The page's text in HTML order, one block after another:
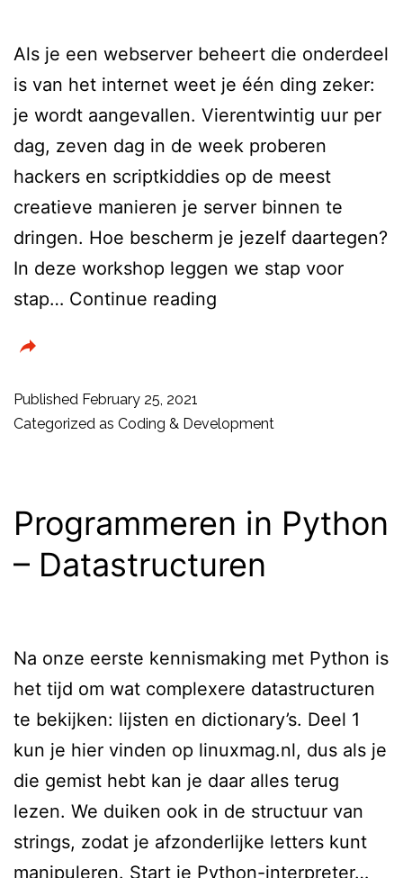
Als je een webserver beheert die onderdeel
is van het internet weet je één ding zeker:
je wordt aangevallen. Vierentwintig uur per
dag, zeven dag in de week proberen
hackers en scriptkiddies op de meest
creatieve manieren je server binnen te
dringen. Hoe bescherm je jezelf daartegen?
In deze workshop leggen we stap voor
stap… Continue reading
je
Bescherm
tegen
scriptkiddies
Published February 25, 2021
Categorized as Coding & Development
Programmeren in Python
– Datastructuren
Na onze eerste kennismaking met Python is
het tijd om wat complexere datastructuren
te bekijken: lijsten en dictionary’s. Deel 1
kun je hier vinden op linuxmag.nl, dus als je
die gemist hebt kan je daar alles terug
lezen. We duiken ook in de structuur van
strings, zodat je afzonderlijke letters kunt
manipuleren. Start je Python-interpreter…